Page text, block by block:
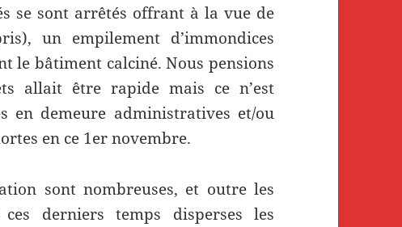
se sont arrêtés offrant à la vue de
un empilement d’immondices
le bâtiment calciné. Nous pensions
allait être rapide mais ce n’est
en demeure administratives et/ou
en ce 1er novembre.
sont nombreuses, et outre les
derniers temps disperses les